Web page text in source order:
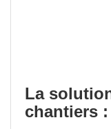
La
chantiers